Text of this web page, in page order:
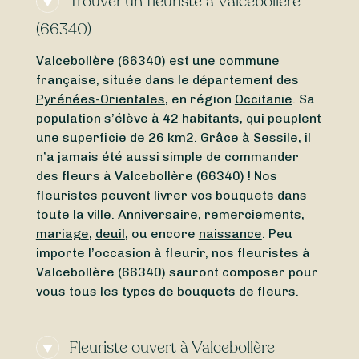
(66340)
Valcebollère (66340) est une commune
française, située dans le département des
Pyrénées-Orientales, en région Occitanie. Sa
population s’élève à 42 habitants, qui peuplent
une superficie de 26 km2. Grâce à Sessile, il
n’a jamais été aussi simple de commander
des fleurs à Valcebollère (66340) ! Nos
fleuristes peuvent livrer vos bouquets dans
toute la ville. Anniversaire, remerciements,
mariage, deuil, ou encore naissance. Peu
importe l’occasion à fleurir, nos fleuristes à
Valcebollère (66340) sauront composer pour
vous tous les types de bouquets de fleurs.
Fleuriste ouvert à Valcebollère